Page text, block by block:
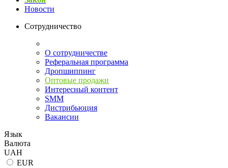
Новости
Сотрудничество
О сотрудничестве
Реферальная программа
Дропшиппинг
Оптовые продажи
Интересный контент
SMM
Дистрибьюция
Вакансии
Язык
Валюта
UAH
EUR